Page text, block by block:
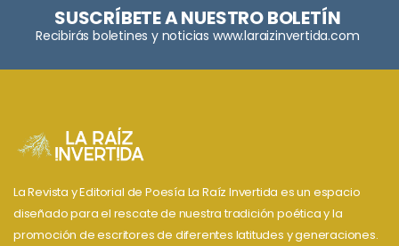
SUSCRÍBETE A NUESTRO BOLETÍN
Recibirás boletines y noticias www.laraizinvertida.com
La Revista y Editorial de Poesía La Raíz Invertida es un espacio
diseñado para el rescate de nuestra tradición poética y la
promoción de escritores de diferentes latitudes y generaciones.